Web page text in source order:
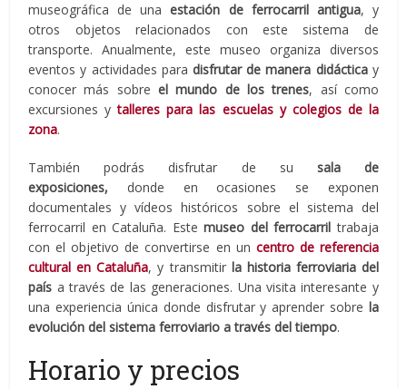
museográfica de unaestación de ferrocarril antigua, y
otros objetos relacionados con este sistema de
transporte. Anualmente, este museo organiza diversos
eventos y actividades para disfrutar de manera didácticay
conocer más sobreel mundo de los trenes, así como
excursiones y talleres para las escuelas y colegios de la
zona.
También podrás disfrutar de su sala de
exposiciones, donde en ocasiones se exponen
documentales y vídeos históricos sobre el sistema del
ferrocarril en Cataluña. Este museo del ferrocarril trabaja
con el objetivo de convertirse en un centro de referencia
cultural en Cataluña, y transmitir la historia ferroviaria del
país a través de las generaciones. Una visita interesante y
una experiencia única donde disfrutar y aprender sobre la
evolución del sistema ferroviario a través del tiempo.
Horario y precios